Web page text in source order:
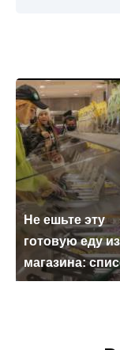
Не ешьте эту
готовую еду из
магазина: